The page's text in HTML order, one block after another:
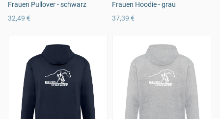
Frauen Pullover - schwarz
32,49 €
Frauen Hoodie - grau
37,39 €